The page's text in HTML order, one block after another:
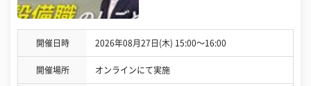
開催日時 2026年08月27日(木) 15:00〜16:00
開催場所 オンラインにて実施